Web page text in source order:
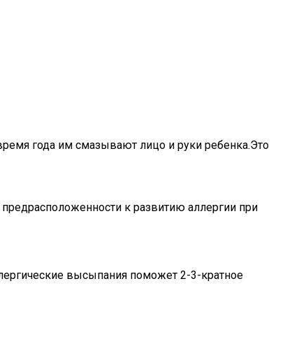
года им смазывают лицо и руки ребенка.Это
к развитию аллергии при
высыпания поможет 2-3-кратное